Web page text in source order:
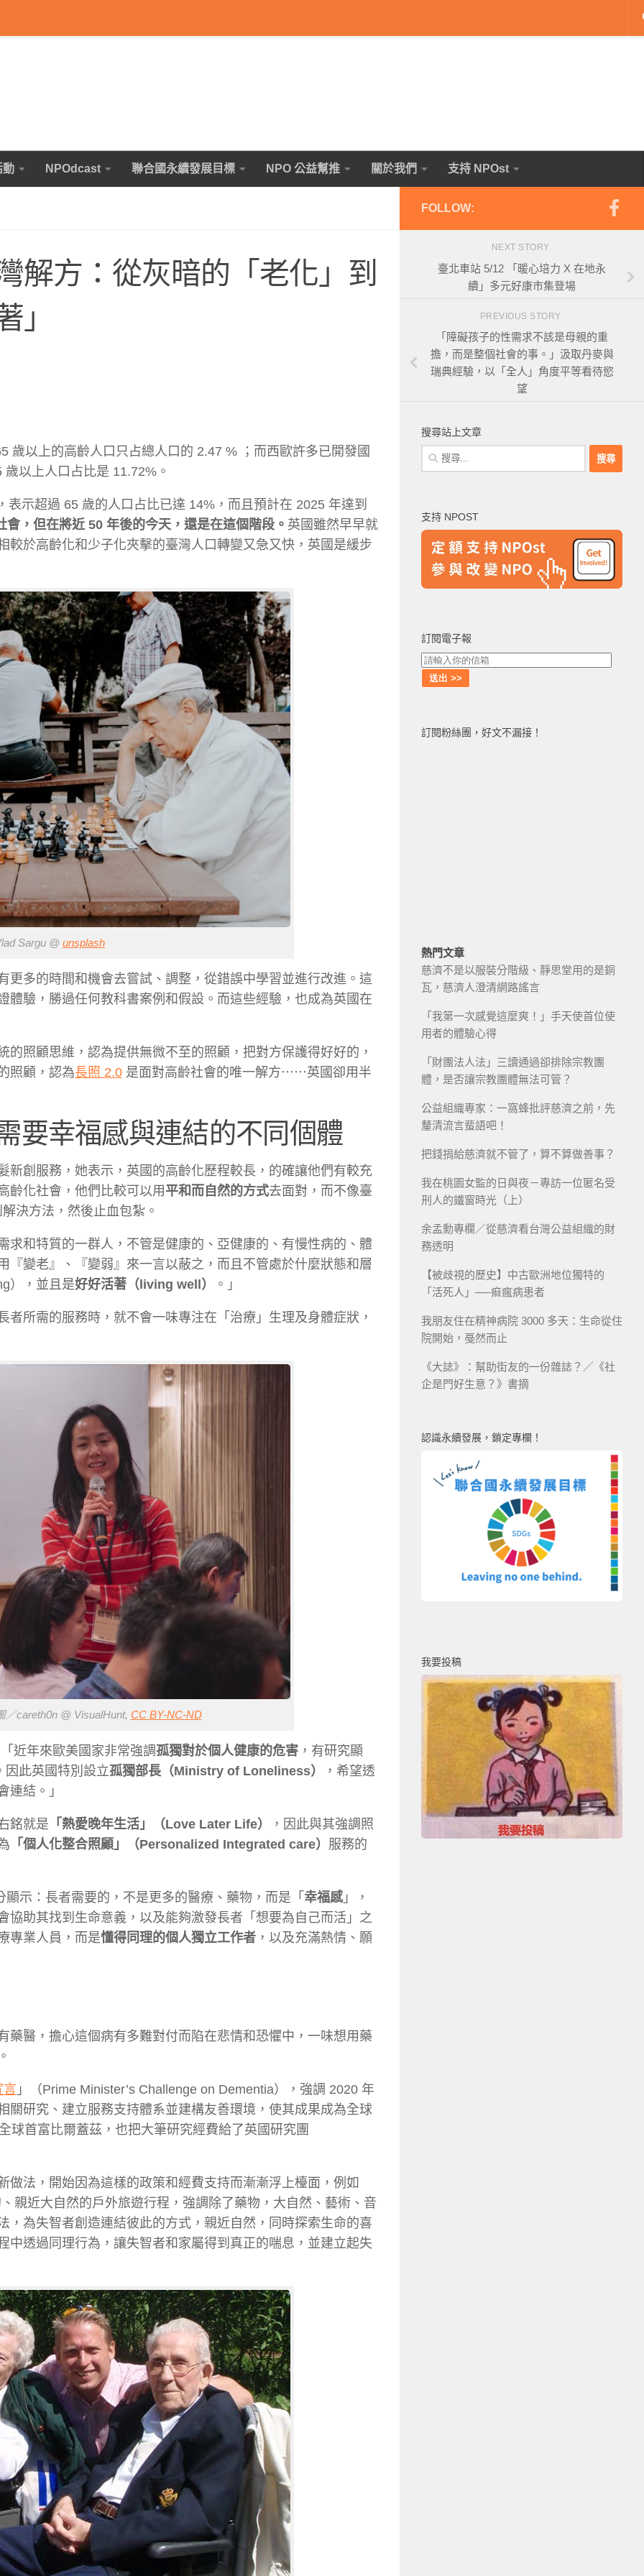
動 NPOdcast 聯合國永續發展目標 NPO 公益幫推 關於我們 支持 NPOst
解方：從灰暗的「老化」到
」
歲以上的高齡人口只占總人口的 2.47 % ；而西歐許多已開發國
以上人口占比是 11.72%。
表示超過 65 歲的人口占比已達 14%，而且預計在 2025 年達到
，但在將近 50 年後的今天，還是在這個階段。 英國雖然早早就
於高齡化和少子化夾擊的臺灣人口轉變又急又快，英國是緩步
Sargu @ unsplash
多的時間和機會去嘗試、調整，從錯誤中學習並進行改進。這
驗，勝過任何教科書案例和假設。而這些經驗，也成為英國在
照顧思維，認為提供無微不至的照顧，把對方保護得好好的，
照顧，認為長照 2.0 是面對高齡社會的唯一解方⋯⋯英國卻用半
要幸福感與連結的不同個體
新創服務，她表示，英國的高齡化歷程較長，的確讓他們有較充
齡化社會，他們比較可以用 平和而自然的方式去面對，而不像臺
決方法，然後止血包紮。
求和特質的一群人，不管是健康的、亞健康的、有慢性病的、體
變老』、『變弱』來一言以蔽之，而且不管處於什麼狀態和層
），並且是好好活著（living well） 。」
所需的服務時，就不會一味專注在「治療」生理及身體症狀，
careth0n @ VisualHunt, CC BY-NC-ND
近年來歐美國家非常強調孤獨對於個人健康的危害 ，有研究顯
因此英國特別設立孤獨部長（Ministry of Loneliness）
，希望透
連結。」
銘就是 「熱愛晚年生活」（Love Later Life）
，因此與其強調照
「個人化整合照顧」（Personalized Integrated care） 服務的
示：長者需要的，不是更多的醫療、藥物，而是「 幸福感」，
助其找到生命意義，以及能夠激發長者「想要為自己而活」之
專業人員，而是懂得同理的個人獨立工作者 ，以及充滿熱情、願
醫，擔心這個病有多難對付而陷在悲情和恐懼中，一味想用藥
言 」（Prime Minister’s Challenge on Dementia），強調 2020 年
關研究、建立服務支持體系並建構友善環境，使其成果成為全球
球首富比爾蓋茲，也把大筆研究經費給了英國研究團
法，開始因為這樣的政策和經費支持而漸漸浮上檯面，例如
親近大自然的戶外旅遊行程，強調除了藥物，大自然、藝術、音
為失智者創造連結彼此的方式，親近自然，同時探索生命的喜
透過同理行為，讓失智者和家屬得到真正的喘息，並建立起失
FOLLOW:
NEXT STORY
臺北車站 5/12 「暖心培力 X 在地永
續」多元好康市集登場
PREVIOUS STORY
「障礙孩子的性需求不該是母親的重
擔，而是整個社會的事。」汲取丹麥與
瑞典經驗，以「全人」角度平等看待慾
望
搜尋站上文章
搜
尋
字:
支持 NPOST
訂閱電子報
訂閱粉絲團，好文不漏接！
熱門文章
慈濟不是以服裝分階級、靜思堂用的是銅
瓦，慈濟人澄清網路謠言
「我第一次感覺這麼爽！」手天使首位使
用者的體驗心得
「財團法人法」三讀通過卻排除宗教團
體，是否讓宗教團體無法可管？
公益組織專家：一窩蜂批評慈濟之前，先
釐清流言蜚語吧！
把錢捐給慈濟就不管了，算不算做善事？
我在桃園女監的日與夜－專訪一位匿名受
刑人的鐵窗時光（上）
余孟勳專欄／從慈濟看台灣公益組織的財
務透明
【被歧視的歷史】中古歐洲地位獨特的
「活死人」──痲瘋病患者
我朋友住在精神病院 3000 多天：生命從住
院開始，戞然而止
《大誌》：幫助街友的一份雜誌？／《社
企是門好生意？》書摘
認識永續發展，鎖定專欄！
我要投稿